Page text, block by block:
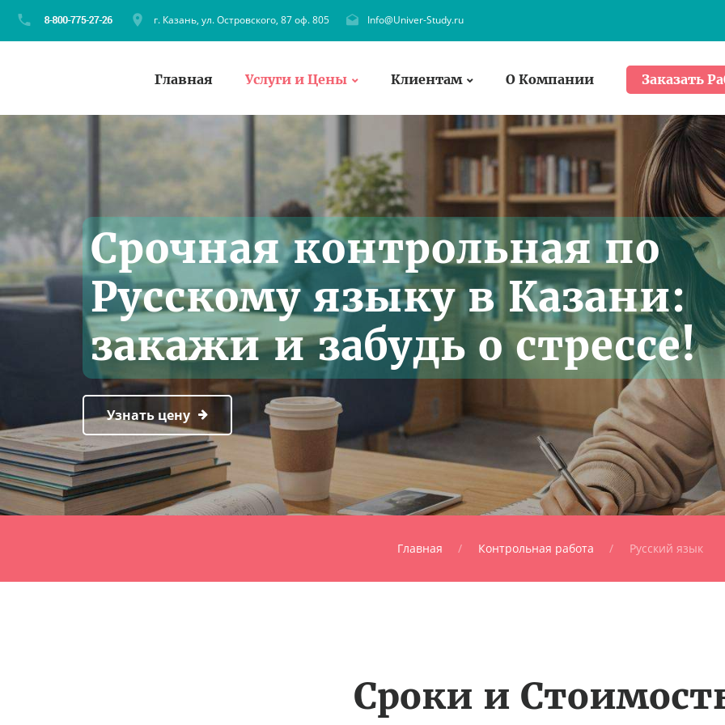
г. Казань, ул. Островского, 87 оф. 805 Info@Univer-Study.ru
Главная Услуги и Цены Клиентам О Компании Заказать
Срочная контрольная по
Русскому языку в Казани:
закажи и забудь о стрессе!
Узнать цену
Главная Контрольная работа Русский язык
Сроки и